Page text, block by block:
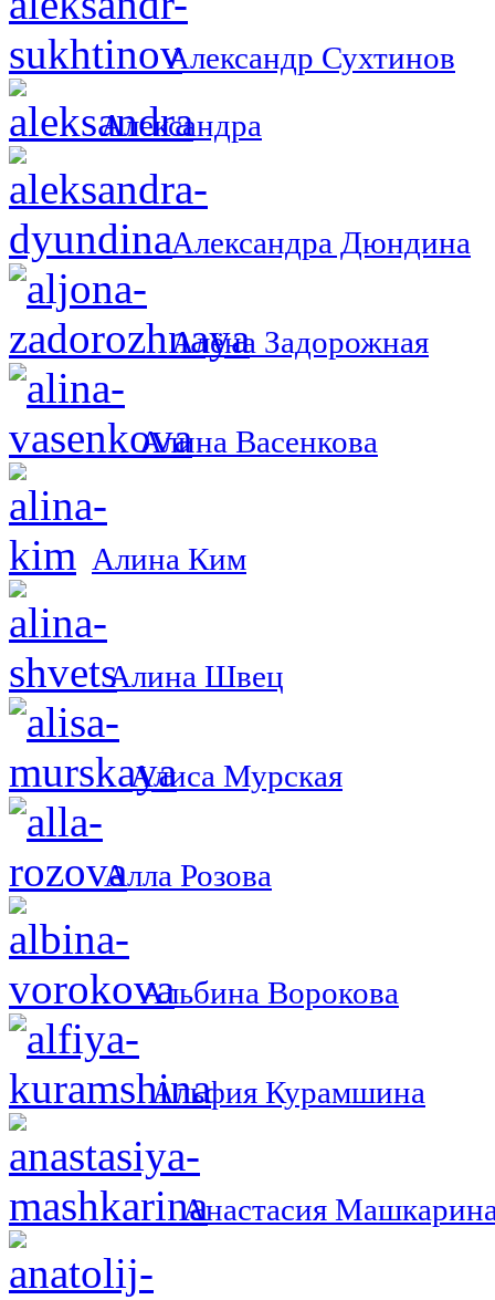
Александр Сухтинов
Александра
Александра Дюндина
Алёна Задорожная
Алина Васенкова
Алина Ким
Алина Швец
Алиса Мурская
Алла Розова
Альбина Ворокова
Альфия Курамшина
Анастасия